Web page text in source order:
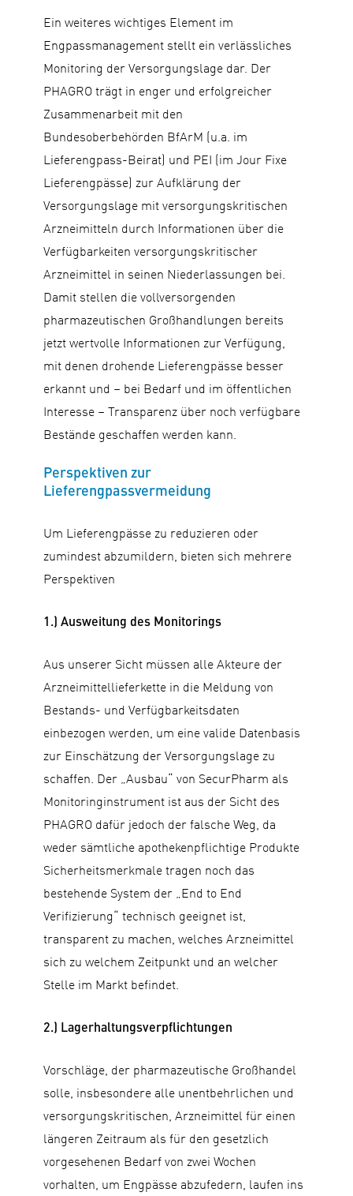
Ein weiteres wichtiges Element im
Engpassmanagement stellt ein verlässliches
Monitoring der Versorgungslage dar. Der
PHAGRO trägt in enger und erfolgreicher
Zusammenarbeit mit den
Bundesoberbehörden BfArM (u.a. im
Lieferengpass-Beirat) und PEI (im Jour Fixe
Lieferengpässe) zur Aufklärung der
Versorgungslage mit versorgungskritischen
Arzneimitteln durch Informationen über die
Verfügbarkeiten versorgungskritischer
Arzneimittel in seinen Niederlassungen bei.
Damit stellen die vollversorgenden
pharmazeutischen Großhandlungen bereits
jetzt wertvolle Informationen zur Verfügung,
mit denen drohende Lieferengpässe besser
erkannt und – bei Bedarf und im öffentlichen
Interesse – Transparenz über noch verfügbare
Bestände geschaffen werden kann.
Perspektiven zur
Lieferengpassvermeidung
Um Lieferengpässe zu reduzieren oder
zumindest abzumildern, bieten sich mehrere
Perspektiven
1.) Ausweitung des Monitorings
Aus unserer Sicht müssen alle Akteure der
Arzneimittellieferkette in die Meldung von
Bestands- und Verfügbarkeitsdaten
einbezogen werden, um eine valide Datenbasis
zur Einschätzung der Versorgungslage zu
schaffen. Der „Ausbau“ von SecurPharm als
Monitoringinstrument ist aus der Sicht des
PHAGRO dafür jedoch der falsche Weg, da
weder sämtliche apothekenpflichtige Produkte
Sicherheitsmerkmale tragen noch das
bestehende System der „End to End
Verifizierung“ technisch geeignet ist,
transparent zu machen, welches Arzneimittel
sich zu welchem Zeitpunkt und an welcher
Stelle im Markt befindet.
2.) Lagerhaltungsverpflichtungen
Vorschläge, der pharmazeutische Großhandel
solle, insbesondere alle unentbehrlichen und
versorgungskritischen, Arzneimittel für einen
längeren Zeitraum als für den gesetzlich
vorgesehenen Bedarf von zwei Wochen
vorhalten, um Engpässe abzufedern, laufen ins